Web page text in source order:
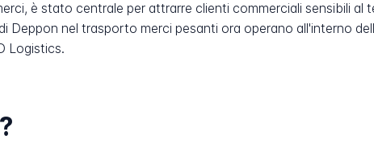
è stato centrale per attrarre clienti commerciali sensibili al
Deppon nel trasporto merci pesanti ora operano all'interno
Logistics.